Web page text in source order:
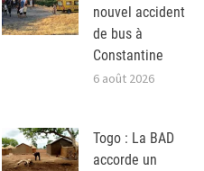
nouvel accident
de bus à
Constantine
6 août 2026
Togo : La BAD
accorde un